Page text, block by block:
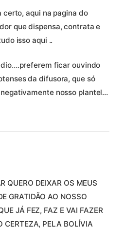
certo, aqui na pagina do
que dispensa, contrata e
isso aqui ..
ficar ouvindo
da difusora, que só
nosso plantel…
QUERO DEIXAR OS MEUS
GRATIDÃO AO NOSSO
JÁ FEZ, FAZ E VAI FAZER
CERTEZA, PELA BOLÍVIA